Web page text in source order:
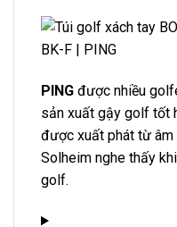
PING được nhiều
sản xuất gậy golf tốt
được xuất phát từ âm
Solheim nghe thấy
golf.